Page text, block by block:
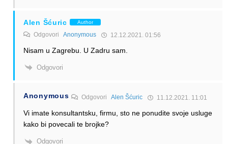
Alen Šćuric Author
Odgovori Anonymous 12.12.2021. 01:56
Nisam u Zagrebu. U Zadru sam.
Odgovori
Anonymous OdgovoriAlen Šćuric 11.12.2021. 11:01
Vi imate konsultantsku, firmu, sto ne ponudite svoje usluge
kako bi povecali te brojke?
Odgovori